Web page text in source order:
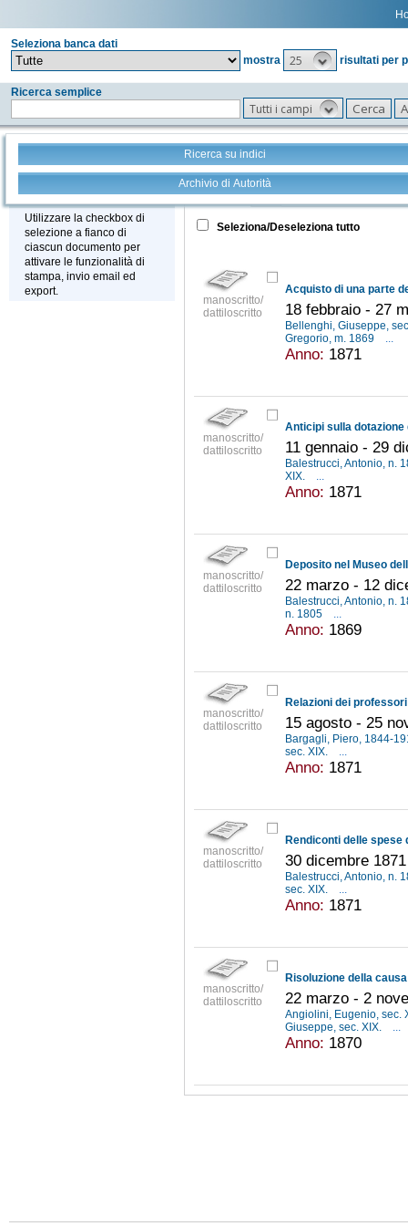
Seleziona banca dati
mostra
25 risultati per
Ricerca semplice
Tutti i campi
Ricerca su indici
Archivio di Autorità
Stampa - Email - Export
Utilizzare la checkbox di
selezione a fianco di
ciascun documento per
attivare le funzionalità di
stampa, invio email ed
export.
Tutto +
Seleziona/Deseleziona tutto
manoscritto/
dattiloscritto
18 febbraio - 27
Bellenghi, Giuseppe,
Gregorio, m. 1869
...
Anno: 1871
manoscritto/
dattiloscritto
11 gennaio - 29
Balestrucci, Antonio, n.
XIX.
...
Anno: 1871
manoscritto/
dattiloscritto
22 marzo - 12
Balestrucci, Antonio, n.
n. 1805
...
Anno: 1869
manoscritto/
dattiloscritto
15 agosto - 25
Bargagli, Piero, 1844-
sec. XIX.
...
Anno: 1871
manoscritto/
dattiloscritto
30 dicembre
Balestrucci, Antonio, n.
sec. XIX.
...
Anno: 1871
manoscritto/
dattiloscritto
22 marzo - 2
Angiolini, Eugenio, sec.
Giuseppe, sec. XIX.
...
Anno: 1870